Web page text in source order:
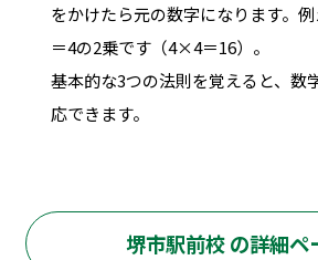
をかけたら元の数字になります。
＝4の2乗です（4×4＝16）。
基本的な3つの法則を覚えると、
応できます。
堺市駅前校 の詳細ペ